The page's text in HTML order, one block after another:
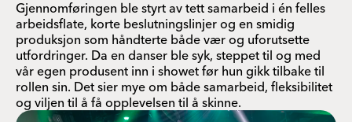
Gjennomføringen ble styrt av tett samarbeid i én felles
arbeidsflate, korte beslutningslinjer og en smidig
produksjon som håndterte både vær og uforutsette
utfordringer. Da en danser ble syk, steppet til og med
vår egen produsent inn i showet før hun gikk tilbake til
rollen sin. Det sier mye om både samarbeid, fleksibilitet
og viljen til å få opplevelsen til å skinne.